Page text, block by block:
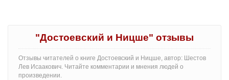
"Достоевский и Ницше" отзывы
Отзывы читателей о книге Достоевский и Ницше, автор: Шестов
Лев Исаакович. Читайте комментарии и мнения людей о
произведении.